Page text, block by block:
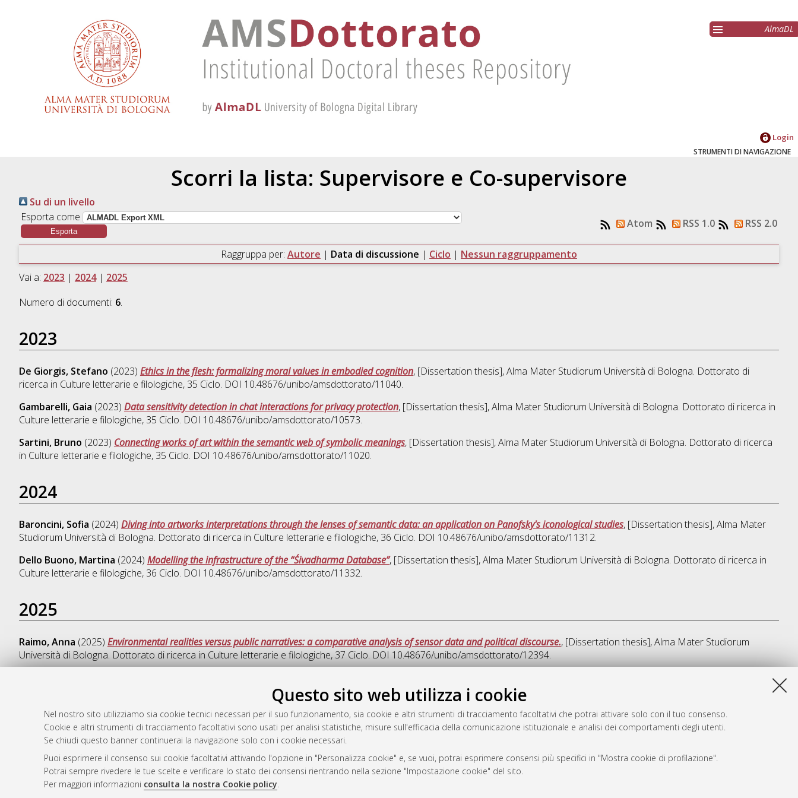
Questo sito web utilizza i cookie
Nel nostro sito utilizziamo sia cookie tecnici necessari per il suo funzionamento, sia cookie e altri strumenti di tracciamento facoltativi che potrai attivare solo con il tuo consenso.
Cookie e altri strumenti di tracciamento facoltativi sono usati per analisi statistiche, misure sull'efficacia della comunicazione istituzionale e analisi dei comportamenti degli utenti.
Se chiudi questo banner continuerai la navigazione solo con i cookie necessari.
Puoi esprimere il consenso sui cookie facoltativi attivando l'opzione in "Personalizza cookie" e, se vuoi, potrai esprimere consensi più specifici in "Mostra cookie di profilazione".
Potrai sempre rivedere le tue scelte e verificare lo stato dei consensi rientrando nella sezione "Impostazione cookie" del sito.
Per maggiori informazioni consulta la nostra Cookie policy.
AlmaDL
Login
STRUMENTI DI NAVIGAZIONE
Scorri la lista: Supervisore e Co-supervisore
Su di un livello
Esporta come
Atom RSS 1.0 RSS 2.0
Raggruppa per: Autore | Data di discussione | Ciclo | Nessun raggruppamento
Vai a: 2023 | 2024| 2025
Numero di documenti: 6.
2023
De Giorgis, Stefano (2023) Ethics in the flesh: formalizing moral values in embodied cognition, [Dissertation thesis], Alma Mater Studiorum Università di Bologna. Dottorato di
ricerca in Culture letterarie e filologiche, 35 Ciclo. DOI 10.48676/unibo/amsdottorato/11040.
Gambarelli, Gaia (2023) Data sensitivity detection in chat interactions for privacy protection, [Dissertation thesis], Alma Mater Studiorum Università di Bologna. Dottorato di ricerca in
Culture letterarie e filologiche, 35 Ciclo. DOI 10.48676/unibo/amsdottorato/10573.
Sartini, Bruno (2023) Connecting works of art within the semantic web of symbolic meanings, [Dissertation thesis], Alma Mater Studiorum Università di Bologna. Dottorato di ricerca
in Culture letterarie e filologiche, 35 Ciclo. DOI 10.48676/unibo/amsdottorato/11020.
2024
Baroncini, Sofia (2024) Diving into artworks interpretations through the lenses of semantic data: an application on Panofsky's iconological studies, [Dissertation thesis], Alma Mater
Studiorum Università di Bologna. Dottorato di ricerca in Culture letterarie e filologiche, 36 Ciclo. DOI 10.48676/unibo/amsdottorato/11312.
Dello Buono, Martina (2024) Modelling the infrastructure of the “Śivadharma Database”, [Dissertation thesis], Alma Mater Studiorum Università di Bologna. Dottorato di ricerca in
Culture letterarie e filologiche, 36 Ciclo. DOI 10.48676/unibo/amsdottorato/11332.
2025
Raimo, Anna (2025) Environmental realities versus public narratives: a comparative analysis of sensor data and political discourse., [Dissertation thesis], Alma Mater Studiorum
Università di Bologna. Dottorato di ricerca in Culture letterarie e filologiche, 37 Ciclo. DOI 10.48676/unibo/amsdottorato/12394.
Questa lista e' stata generata il Thu Aug 6 20:43:27 2026 CEST.
Atom
Rss 1.0
Rss 2.0
AMS Dottorato
ISSN: 2038-7946
Servizio implementato e gestito da
Impostazioni Cookie
Informativa sulla privacy
Condizioni d’uso del sito